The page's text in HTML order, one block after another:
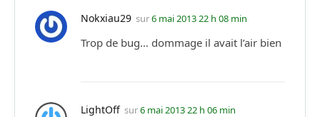
Nokxiau29 sur6 mai 2013 22 h 08 min
Trop de bug… dommage il avait l’air bien
LightOff sur6 mai 2013 22 h 06 min